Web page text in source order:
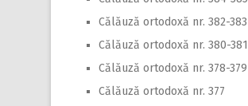
Călăuză ortodoxă nr. 382-383
Călăuză ortodoxă nr. 380-381
Călăuză ortodoxă nr. 378-379
Călăuză ortodoxă nr. 377